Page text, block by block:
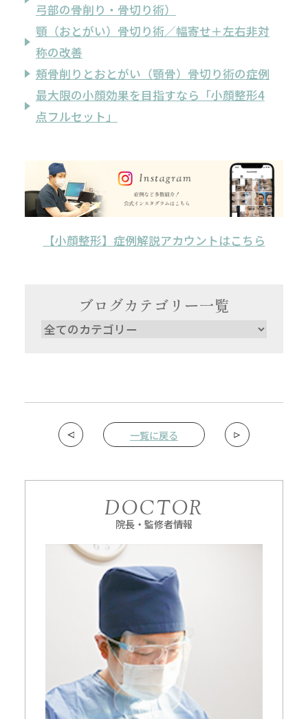
弓部の骨削り・骨切り術）
顎（おとがい）骨切り術／幅寄せ＋左右非対
称の改善
頰骨削りとおとがい（顎骨）骨切り術の症例
最大限の小顔効果を目指すなら「小顔整形4
点フルセット」
【小顔整形】症例解説アカウントはこちら
ブログカテゴリー一覧
一覧に戻る
DOCTOR
院長・監修者情報